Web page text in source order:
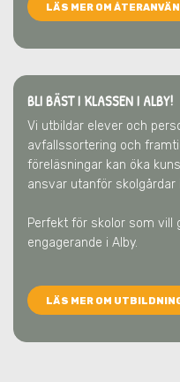
LÄS MER OM
BLI BÄST I KLASSEN I ALBY!
Vi utbildar elever och
avfallssortering och
föreläsningar kan öka
ansvar utanför skolgårdar
Perfekt för skolor som vill
engagerande i Alby.
LÄS MER OM